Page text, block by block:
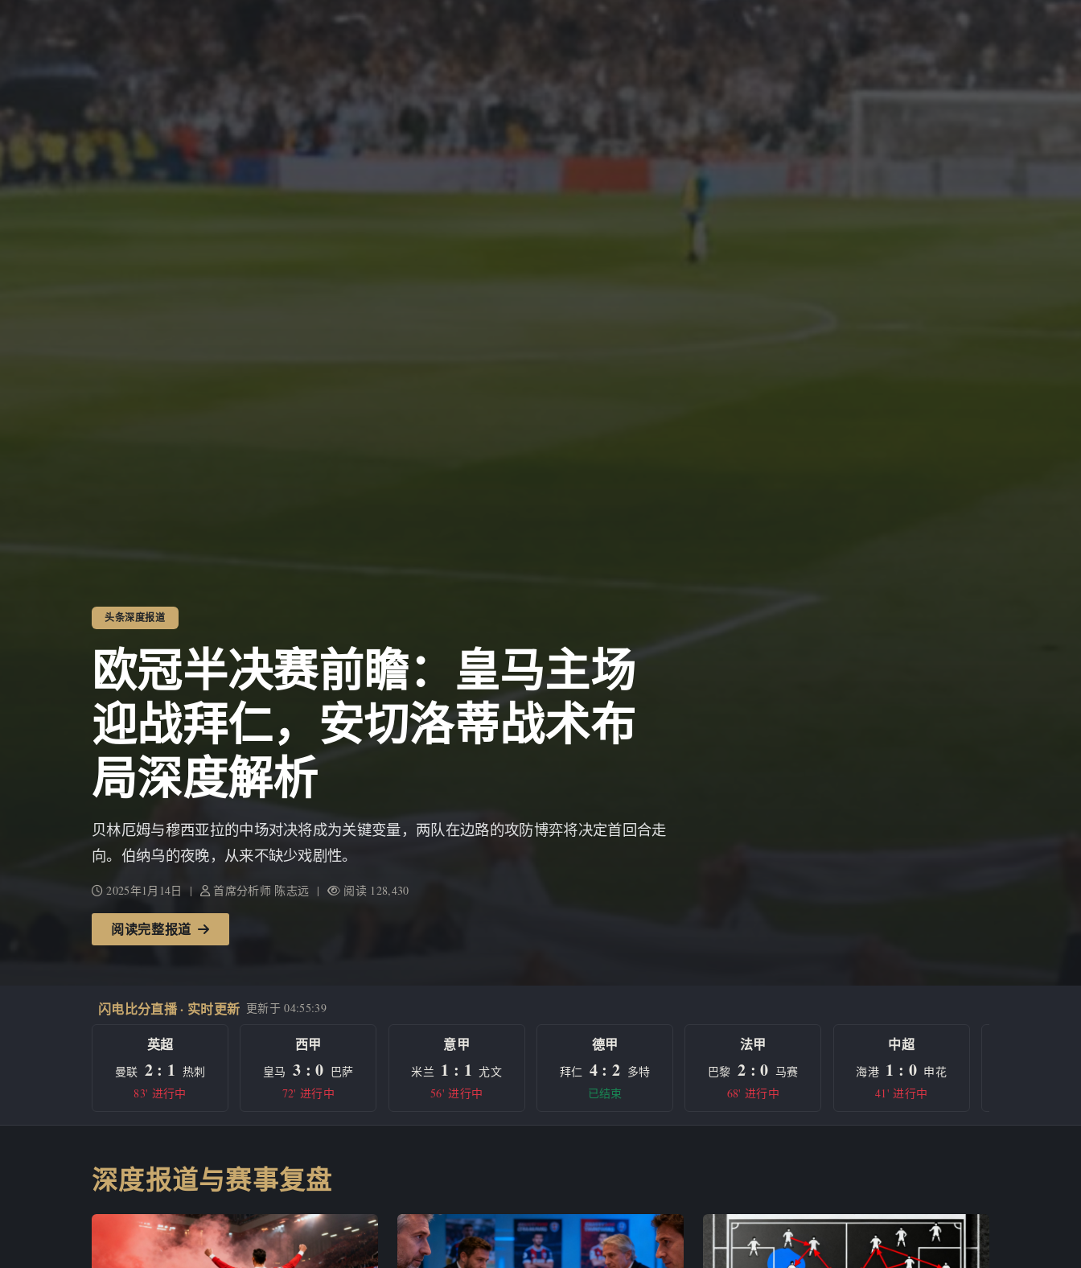
头条深度报道
欧冠半决赛前瞻：皇马主场
迎战拜仁，安切洛蒂战术布
局深度解析
贝林厄姆与穆西亚拉的中场对决将成为关键变量，两队在边路的攻防博弈将决定首回合走
向。伯纳乌的夜晚，从来不缺少戏剧性。
2025年1月14日 | 首席分析师 陈志远 | 阅读 128,430
阅读完整报道
闪电比分直播 · 实时更新 更新于04:55:39
英超
曼联 2 : 1 热刺
83' 进行中
西甲
皇马 3 : 0 巴萨
72' 进行中
意甲
米兰 1 : 1 尤文
56' 进行中
德甲
拜仁 4 : 2 多特
已结束
法甲
巴黎 2 : 0 马赛
68' 进行中
中超
海港 1 : 0 申花
41' 进行中
深度报道与赛事复盘